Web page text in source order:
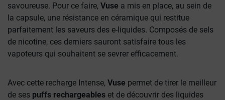
savoureuse. Pour ce faire, Vuse a mis en place, au sein de
la capsule, une résistance en céramique qui restitue
parfaitement les saveurs des e-liquides. Composés de sels
de nicotine, ces derniers sauront satisfaire tous les
vapoteurs qui souhaitent se sevrer efficacement.
Avec cette recharge Intense, Vuse permet de tirer le meilleur
de ses puffs rechargeables et de découvrir des liquides